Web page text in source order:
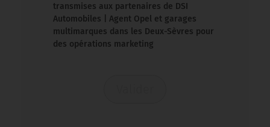
transmises aux partenaires de DSI
Automobiles | Agent Opel et garages
multimarques dans les Deux-Sèvres pour
des opérations marketing